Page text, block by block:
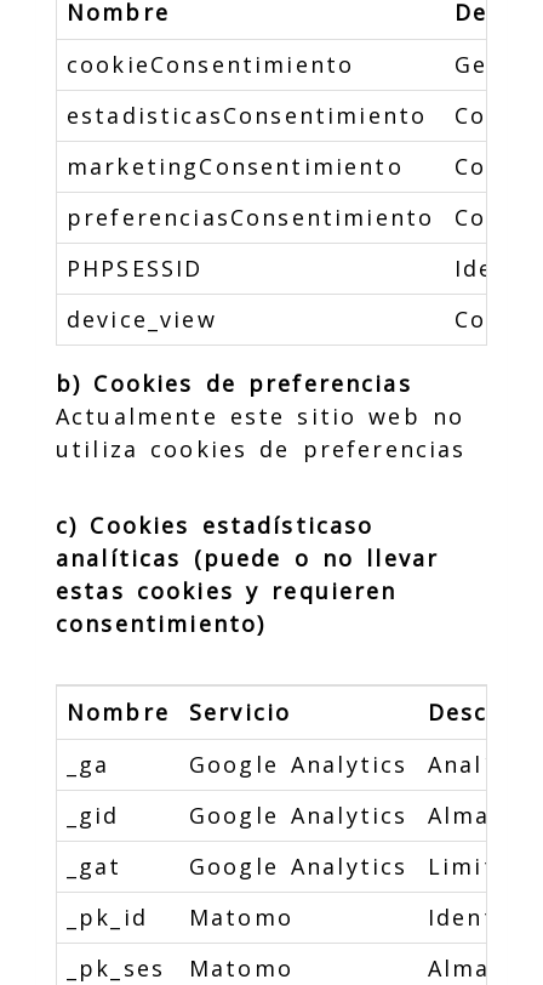
Nombre
cookieConsentimiento
estadisticasConsentimiento
marketingConsentimiento
preferenciasConsentimiento
PHPSESSID
device_view
b) Cookies de preferencias
Actualmente este sitio web no
utiliza cookies de preferencias
c) Cookies estadísticaso
analíticas (puede o no llevar
estas cookies y requieren
consentimiento)
Nombre Servicio
_ga
Google Analytics
_gid
Google Analytics
_gat
Google Analytics
Limita
_pk_id
Matomo
_pk_ses
Matomo